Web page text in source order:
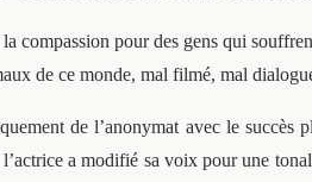
compassion pour des gens qui
de ce monde, mal filmé, mal
de l’anonymat avec le succès
a modifié sa voix pour une